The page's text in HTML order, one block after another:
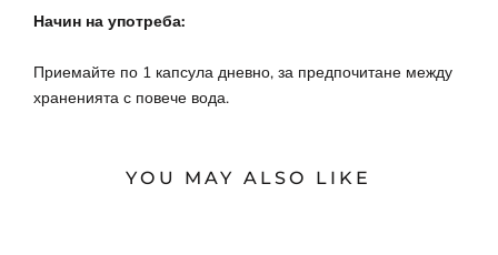
Начин на употреба:
Приемайте по 1 капсула дневно, за предпочитане между
храненията с повече вода.
YOU MAY ALSO LIKE